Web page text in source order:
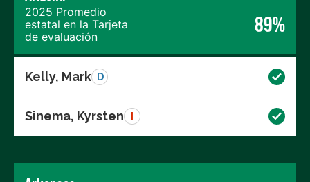
2025 Promedio
estatal en la Tarjeta
de evaluación
89%
Kelly, Mark D
Sinema, Kyrsten